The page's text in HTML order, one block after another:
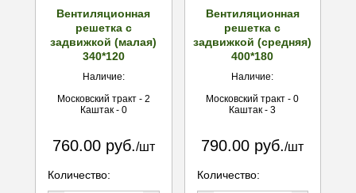
Вентиляционная
решетка с
задвижкой (малая)
340*120
Наличие:
Московский тракт - 2
Каштак - 0
760.00 руб./шт
Количество:
Вентиляционная
решетка с
задвижкой (средняя)
400*180
Наличие:
Московский тракт - 0
Каштак - 3
790.00 руб./шт
Количество: